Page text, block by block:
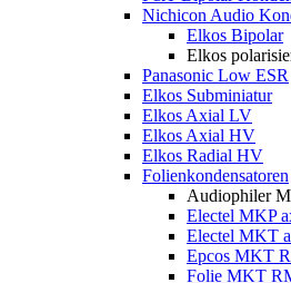
Nichicon Audio
Elkos Bipolar
Elkos
Panasonic Low ESR
Elkos Subminiatur
Elkos Axial LV
Elkos Axial HV
Elkos Radial HV
Folienkondensatoren
Audiophiler
Electel MKP
Electel MKT
Epcos MKT
Folie MKT